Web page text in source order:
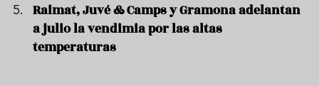
Raimat, Juvé & Camps y Gramona adelantan
a julio la vendimia por las altas
temperaturas